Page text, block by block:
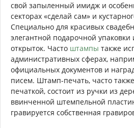
свой запыленный имидж и
секторах «сделай сам» и
Специально для красивых
элегантной подарочной
открыток. Часто штампы также
административных сферах,
официальных документов и
писем. Штамп-печать, часто
печаткой, состоит из ручки из
ввинченной штемпельной
гравируется собственная